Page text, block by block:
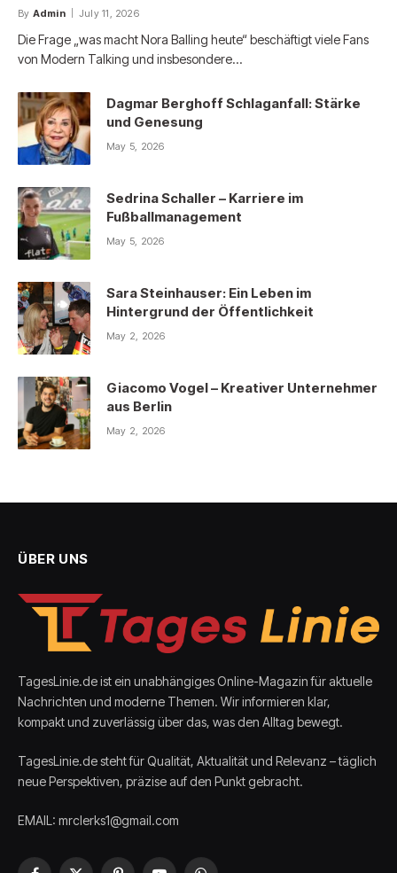
By Admin July 11, 2026
Die Frage „was macht Nora Balling heute“ beschäftigt viele Fans
von Modern Talking und insbesondere…
Dagmar Berghoff Schlaganfall: Stärke
und Genesung
May 5, 2026
Sedrina Schaller – Karriere im
Fußballmanagement
May 5, 2026
Sara Steinhauser: Ein Leben im
Hintergrund der Öffentlichkeit
May 2, 2026
Giacomo Vogel – Kreativer Unternehmer
aus Berlin
May 2, 2026
ÜBER UNS
TagesLinie.de ist ein unabhängiges Online-Magazin für aktuelle
Nachrichten und moderne Themen. Wir informieren klar,
kompakt und zuverlässig über das, was den Alltag bewegt.
TagesLinie.de steht für Qualität, Aktualität und Relevanz – täglich
neue Perspektiven, präzise auf den Punkt gebracht.
EMAIL: mrclerks1@gmail.com